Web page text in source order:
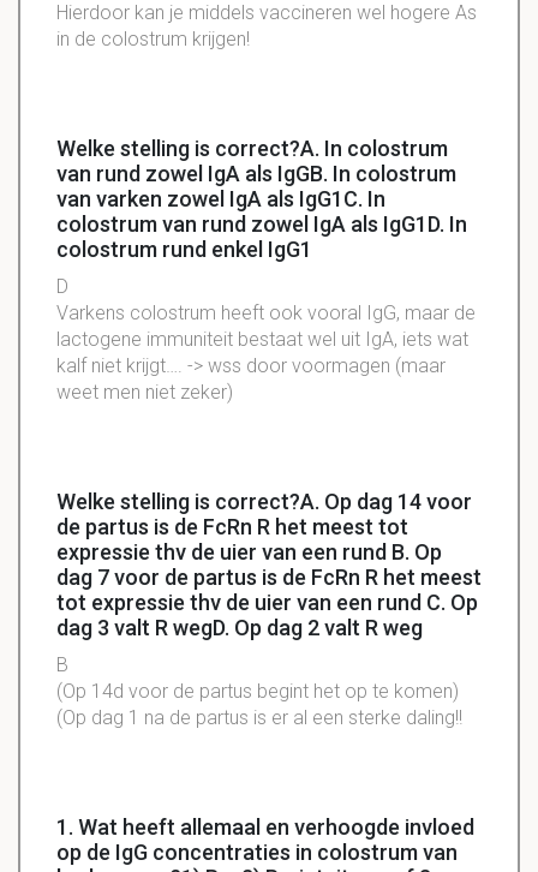
Hierdoor kan je middels vaccineren wel hogere As
in de colostrum krijgen!
Welke stelling is correct?A. In colostrum
van rund zowel IgA als IgGB. In colostrum
van varken zowel IgA als IgG1C. In
colostrum van rund zowel IgA als IgG1D. In
colostrum rund enkel IgG1
D
Varkens colostrum heeft ook vooral IgG, maar de
lactogene immuniteit bestaat wel uit IgA, iets wat
kalf niet krijgt…. -> wss door voormagen (maar
weet men niet zeker)
Welke stelling is correct?A. Op dag 14 voor
de partus is de FcRn R het meest tot
expressie thv de uier van een rund B. Op
dag 7 voor de partus is de FcRn R het meest
tot expressie thv de uier van een rund C. Op
dag 3 valt R wegD. Op dag 2 valt R weg
B
(Op 14d voor de partus begint het op te komen)
(Op dag 1 na de partus is er al een sterke daling!!
1. Wat heeft allemaal en verhoogde invloed
op de IgG concentraties in colostrum van